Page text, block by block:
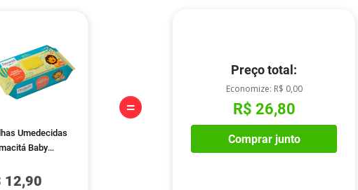
Umedecidas
Baby
12,90
=
Preço total:
Economize: R$ 0,00
R$ 26,80
Comprar junto